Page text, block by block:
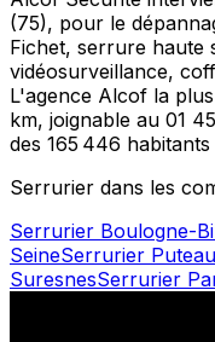
(75), pour le
Fichet, serrure haute
vidéosurveillance,
L'agence Alcof la
km, joignable au 01
des 165 446 habitants
Serrurier dans les
Serrurier Boulogne-
SeineSerrurier
SuresnesSerrurier